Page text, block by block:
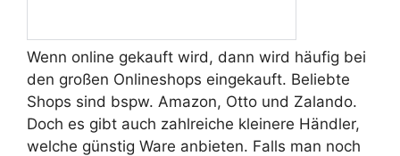
Wenn online gekauft wird, dann wird häufig bei
den großen Onlineshops eingekauft. Beliebte
Shops sind bspw. Amazon, Otto und Zalando.
Doch es gibt auch zahlreiche kleinere Händler,
welche günstig Ware anbieten. Falls man noch